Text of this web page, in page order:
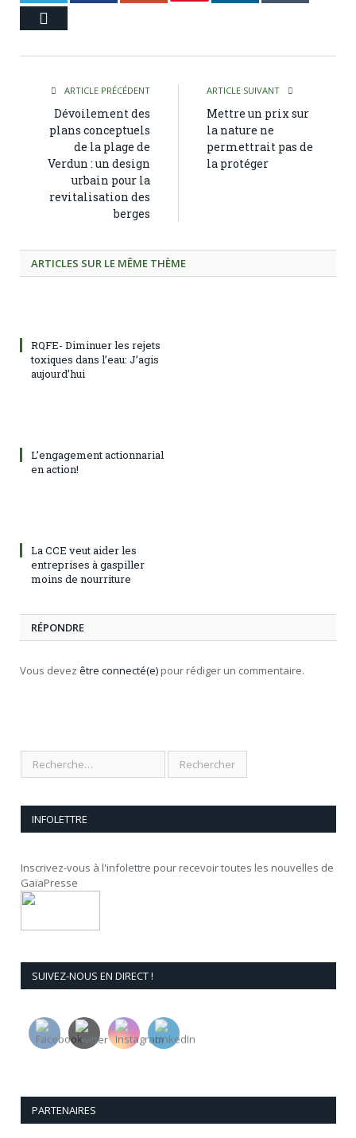
ARTICLE PRÉCÉDENT
Dévoilement des
plans conceptuels
de la plage de
Verdun : un design
urbain pour la
revitalisation des
berges
ARTICLE SUIVANT
Mettre un prix sur
la nature ne
permettrait pas de
la protéger
ARTICLES SUR LE MÊME THÈME
RQFE- Diminuer les rejets
toxiques dans l’eau: J’agis
aujourd’hui
L’engagement actionnarial
en action!
La CCE veut aider les
entreprises à gaspiller
moins de nourriture
RÉPONDRE
Vous devez être connecté(e) pour rédiger un commentaire.
INFOLETTRE
Inscrivez-vous à l'infolettre pour recevoir toutes les nouvelles de
GaïaPresse
SUIVEZ-NOUS EN DIRECT !
PARTENAIRES